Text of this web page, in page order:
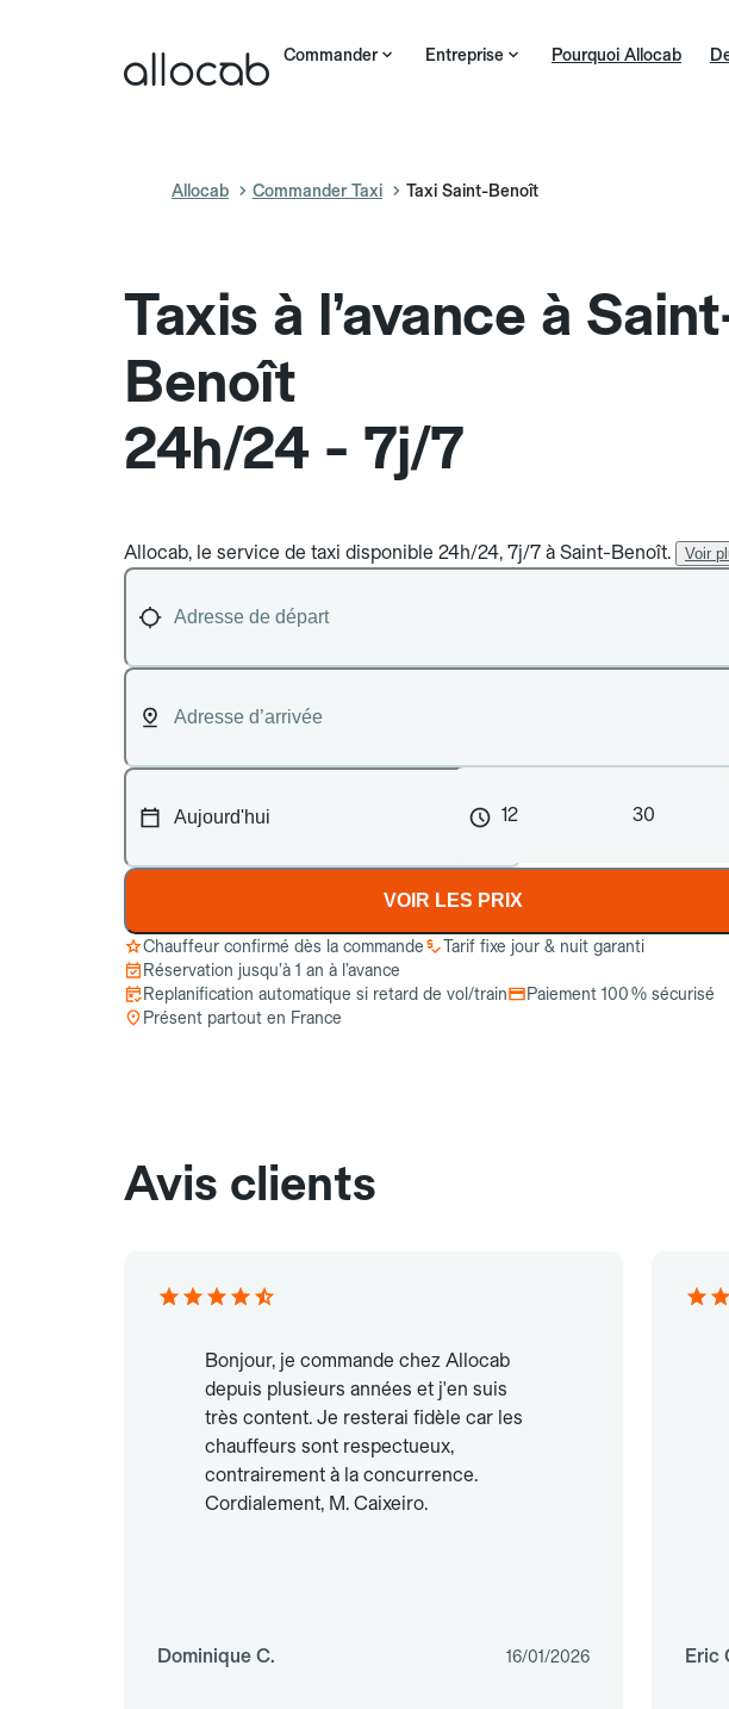
Commander Entreprise Pourquoi Allocab
Allocab Commander Taxi Taxi Saint-Benoît
Taxis à l’avance à
Benoît
24h/24 - 7j/7
Allocab, le service de taxi disponible 24h/24, 7j/7 à Saint-Benoît. Voir
12 30
VOIR LES PRIX
Chauffeur confirmé dès la commande
Tarif fixe jour & nuit garanti
Réservation jusqu’à 1 an à l’avance
Replanification automatique si retard de vol/train
Paiement 100 % sécurisé
Présent partout en France
Avis clients
Bonjour, je commande chez Allocab
depuis plusieurs années et j'en suis
très content. Je resterai fidèle car les
chauffeurs sont respectueux,
contrairement à la concurrence.
Cordialement, M. Caixeiro.
Dominique C. 16/01/2026 Eric